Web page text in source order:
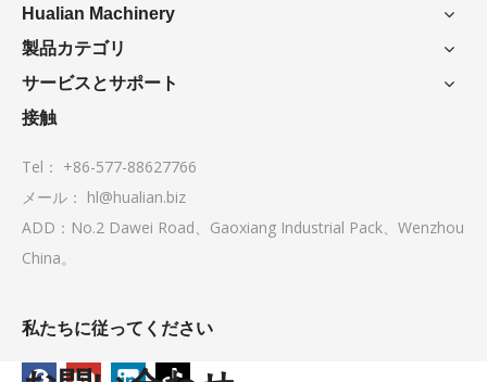
Hualian Machinery
製品カテゴリ
サービスとサポート
接触
Tel： +86-577-88627766
メール： hl@hualian.biz
ADD：No.2 Dawei Road、Gaoxiang Industrial Pack、Wenzhou
China。
私たちに従ってください